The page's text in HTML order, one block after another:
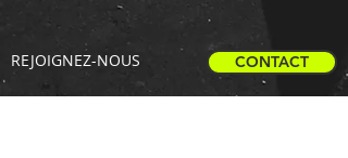
REJOIGNEZ-NOUS CONTACT